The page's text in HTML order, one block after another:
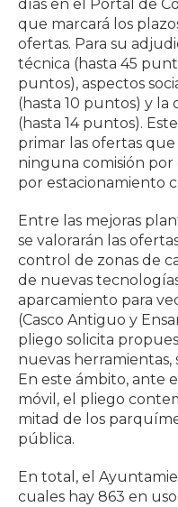
días en el Portal de
que marcará los
ofertas. Para su
técnica (hasta 45
puntos), aspectos
(hasta 10 puntos) y la
(hasta 14 puntos).
primar las ofertas
ninguna comisión por
por estacionamiento
Entre las mejoras
se valorarán las
control de zonas de
de nuevas
aparcamiento para
(Casco Antiguo y
pliego solicita
nuevas herramientas,
En este ámbito, ante
móvil, el pliego
mitad de los
pública.
En total, el
cuales hay 863 en